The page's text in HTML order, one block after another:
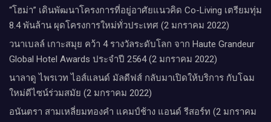
“โฮม่า” เดินพัฒนาโครงการที่อยู่อาศัยแนวคิด Co-Living เตรียมทุ่ม
8.4 พันล้าน ผุดโครงการใหม่ทั่วประเทศ (2 มกราคม 2022)
วนาเบลล์ เกาะสมุย คว้า 4 รางวัลระดับโลก จาก Haute Grandeur
Global Hotel Awards ประจำปี 2564 (2 มกราคม 2022)
นาลาดู ไพรเวท ไอส์แลนด์ มัลดีฟส์ กลับมาเปิดให้บริการ กับโฉม
ใหม่ดีไซน์ร่วมสมัย (2 มกราคม 2022)
อนันตรา สามเหลี่ยมทองคำ แคมป์ช้าง แอนด์ รีสอร์ท (2 มกราคม